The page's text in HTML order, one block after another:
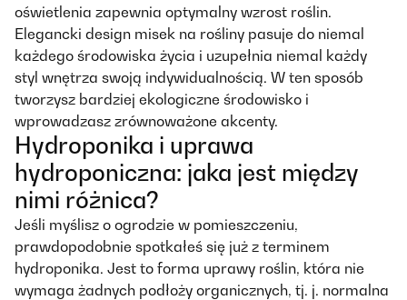
oświetlenia zapewnia optymalny wzrost roślin.
Elegancki design misek na rośliny pasuje do niemal
każdego środowiska życia i uzupełnia niemal każdy
styl wnętrza swoją indywidualnością. W ten sposób
tworzysz bardziej ekologiczne środowisko i
wprowadzasz zrównoważone akcenty.
Hydroponika i uprawa
hydroponiczna: jaka jest między
nimi różnica?
Jeśli myślisz o ogrodzie w pomieszczeniu,
prawdopodobnie spotkałeś się już z terminem
hydroponika. Jest to forma uprawy roślin, która nie
wymaga żadnych podłoży organicznych, tj. j. normalna